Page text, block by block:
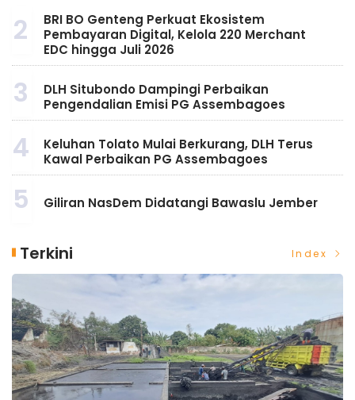
2
BRI BO Genteng Perkuat Ekosistem
Pembayaran Digital, Kelola 220 Merchant
EDC hingga Juli 2026
3
DLH Situbondo Dampingi Perbaikan
Pengendalian Emisi PG Assembagoes
4
Keluhan Tolato Mulai Berkurang, DLH Terus
Kawal Perbaikan PG Assembagoes
5 Giliran NasDem Didatangi Bawaslu Jember
Terkini Index